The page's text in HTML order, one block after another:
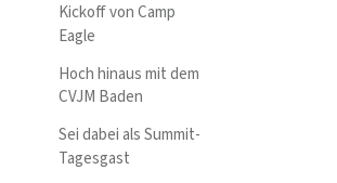
Kickoff von Camp
Eagle
Hoch hinaus mit dem
CVJM Baden
Sei dabei als Summit-
Tagesgast